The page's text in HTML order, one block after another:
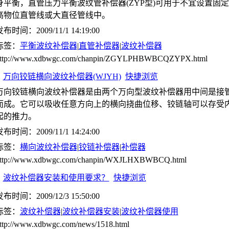
平衡，直管压力平衡波纹管补偿器(ZYP型)可用于不宜设置固
物位直管线或大直径管线中。
布时间：2009/11/1 14:19:00
签： 平衡波纹补偿器|直管补偿器|波纹补偿器
www.xdbwgc.com/chanpin/ZGYLPHBWBCQZYPX.html
万向铰链横向波纹补偿器(WJYH) 快捷浏览
向铰链横向波纹补偿器是由两个万向型波纹补偿器用中间是接
成。它可以吸收任意方向上的横向挠曲位移、铰链轴可以存受
的推力。
布时间：2009/11/1 14:24:00
签： 横向波纹补偿器|铰链补偿器|补偿器
www.xdbwgc.com/chanpin/WXJLHXBWBCQ.html
波纹补偿器安装和使用要求？ 快捷浏览
布时间：2009/12/3 15:50:00
签： 波纹补偿器|波纹补偿器安装|波纹补偿器使用
www.xdbwgc.com/news/1518.html